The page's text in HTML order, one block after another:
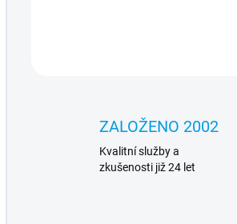
ZALOŽENO 2002
Kvalitní služby a
zkušenosti již 24 let